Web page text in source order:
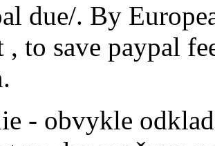
due/. By
, to save paypal
- obvykle